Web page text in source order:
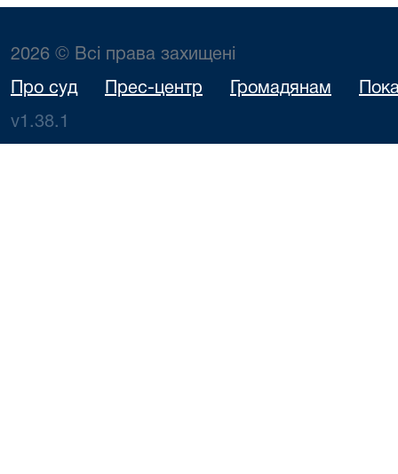
2026 © Всі права захищені
Про суд Прес-центр Громадянам
v1.38.1